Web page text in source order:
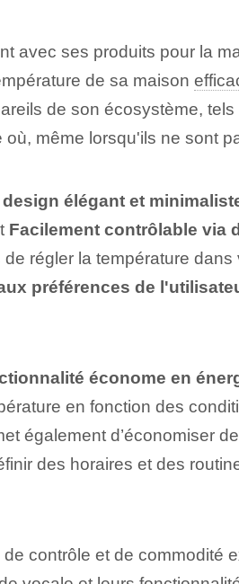
avec ses produits pour la
de sa maison
de son écosystème,
même lorsqu'ils ne sont
design élégant et
Facilement contrôlable via
régler la température
préférences de
économe en
en fonction des
également d’économiser
des horaires et des
contrôle et de commodité